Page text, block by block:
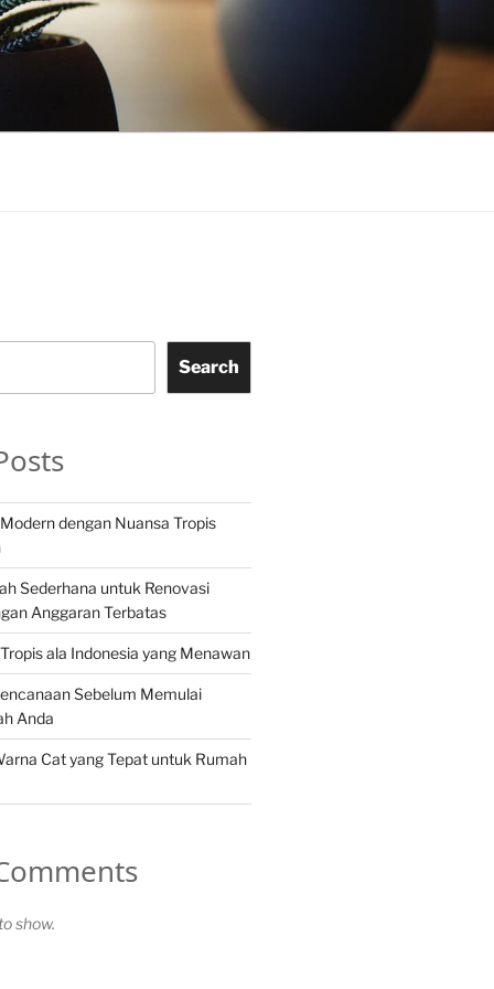
Search
dengan Nuansa Tropis
Sederhana untuk Renovasi
Anggaran Terbatas
ala Indonesia yang Menawan
Sebelum Memulai
Anda
Cat yang Tepat untuk Rumah
show.